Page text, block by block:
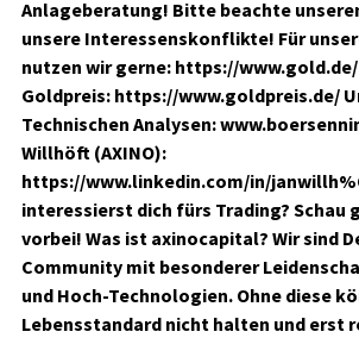
Anlageberatung! Bitte beachte
unsere Interessenskonflikte! Für
nutzen wir gerne: https://
Goldpreis: https://www.goldpreis.de/
Technischen Analysen:
Willhöft (AXINO):
https://www.linkedin.com/in/
interessierst dich fürs Trading? Schau
vorbei! Was ist axinocapital? Wir sind
Community mit besonderer
und Hoch-Technologien. Ohne diese
Lebensstandard nicht halten und erst